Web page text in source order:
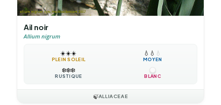
Ail noir
Allium nigrum
☀️☀️☀️
PLEIN SOLEIL
💧 💧 💧
MOYEN
❄️❄️❄️
RUSTIQUE BLANC
🍃ALLIACEAE